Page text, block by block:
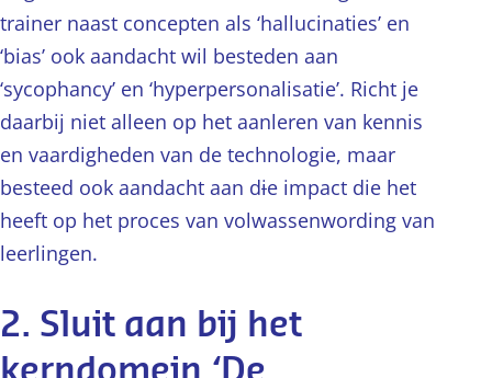
trainer naast concepten als ‘hallucinaties’ en
‘bias’ ook aandacht wil besteden aan
‘sycophancy’ en ‘hyperpersonalisatie’. Richt je
daarbij niet alleen op het aanleren van kennis
en vaardigheden van de technologie, maar
besteed ook aandacht aan die impact die het
heeft op het proces van volwassenwording van
leerlingen.
2. Sluit aan bij het